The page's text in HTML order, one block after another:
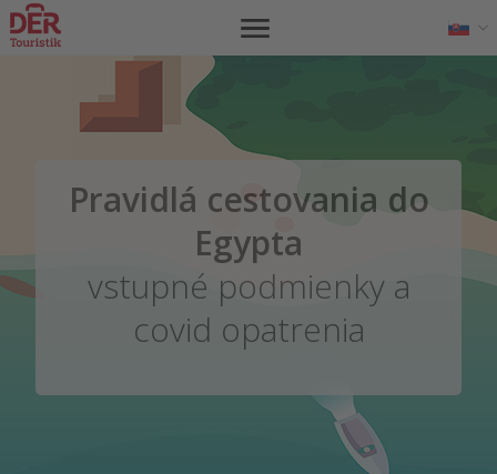
Pravidlá cestovania do
Egypta
vstupné podmienky a
covid opatrenia